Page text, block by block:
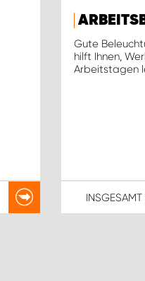
Gute
hilft Ihnen,
Arbeitstagen
INSGESAMT